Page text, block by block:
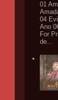
01
04
Ano
For
de...